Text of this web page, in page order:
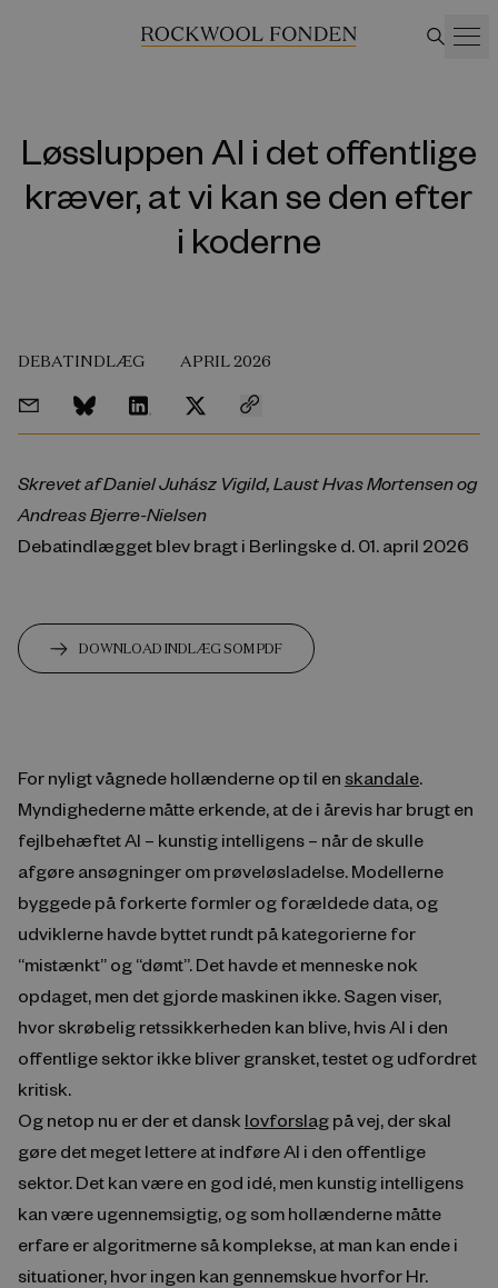
Løssluppen AI i det offentlige
kræver, at vi kan se den efter
i koderne
DEBATINDLÆG APRIL 2026
Skrevet af Daniel Juhász Vigild, Laust Hvas Mortensen og
Andreas Bjerre-Nielsen
Debatindlægget blev bragt i Berlingske d. 01. april 2026
DOWNLOAD INDLÆG SOM PDF
For nyligt vågnede hollænderne op til en skandale.
Myndighederne måtte erkende, at de i årevis har brugt en
fejlbehæftet AI – kunstig intelligens – når de skulle
afgøre ansøgninger om prøveløsladelse. Modellerne
byggede på forkerte formler og forældede data, og
udviklerne havde byttet rundt på kategorierne for
“mistænkt” og “dømt”. Det havde et menneske nok
opdaget, men det gjorde maskinen ikke. Sagen viser,
hvor skrøbelig retssikkerheden kan blive, hvis AI i den
offentlige sektor ikke bliver gransket, testet og udfordret
kritisk.
Og netop nu er der et dansk lovforslagpå vej, der skal
gøre det meget lettere at indføre AI i den offentlige
sektor. Det kan være en god idé, men kunstig intelligens
kan være ugennemsigtig, og som hollænderne måtte
erfare er algoritmerne så komplekse, at man kan ende i
situationer, hvor ingen kan gennemskue hvorfor Hr.